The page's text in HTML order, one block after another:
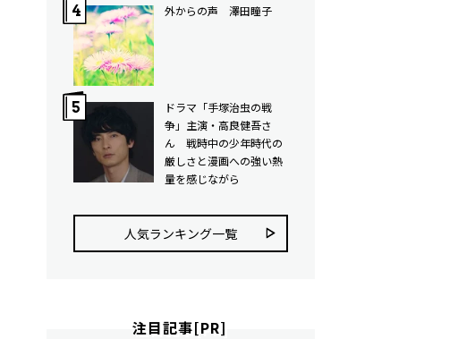
外からの声 澤田瞳子
ドラマ「手塚治虫の戦
争」主演・高良健吾さ
ん 戦時中の少年時代の
厳しさと漫画への強い熱
量を感じながら
人気ランキング⼀覧
注目記事[PR]